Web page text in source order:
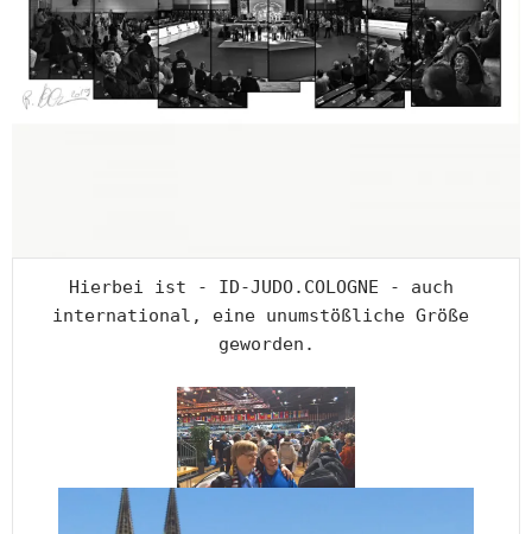
Hierbei ist - ID-JUDO.COLOGNE - auch
international, eine unumstößliche Größe
geworden.